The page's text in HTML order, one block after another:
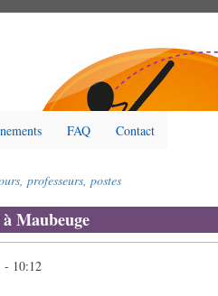
FAQ Contact
professeurs, postes
Maubeuge
- 10:12